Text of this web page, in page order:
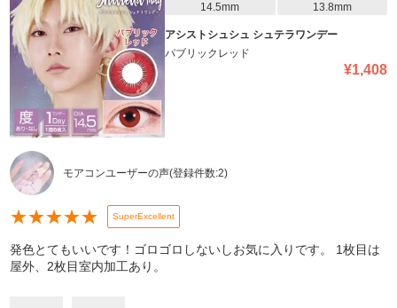
14.5mm
13.8mm
アシストシュシュ シュテラワンデー
パブリックレッド
¥1,408
モアコンユーザーの声(登録件数:2)
★★★★★ SuperExcellent
発色とてもいいです！ゴロゴロしないしお気に入りです。 1枚目は
屋外、2枚目室内加工あり。